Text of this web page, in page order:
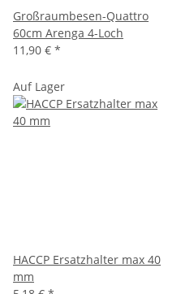
Großraumbesen-Quattro
60cm Arenga 4-Loch
11,90 € *
Auf Lager
HACCP Ersatzhalter max 40
mm